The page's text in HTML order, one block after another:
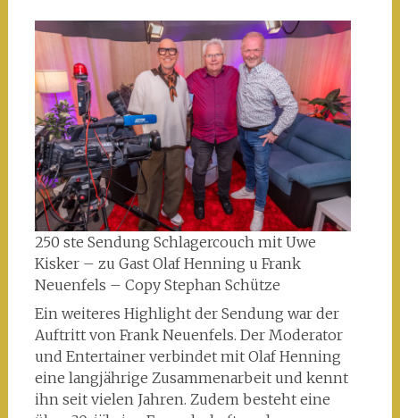
250 ste Sendung Schlagercouch mit Uwe
Kisker – zu Gast Olaf Henning u Frank
Neuenfels – Copy Stephan Schütze
Ein weiteres Highlight der Sendung war der
Auftritt von Frank Neuenfels. Der Moderator
und Entertainer verbindet mit Olaf Henning
eine langjährige Zusammenarbeit und kennt
ihn seit vielen Jahren. Zudem besteht eine